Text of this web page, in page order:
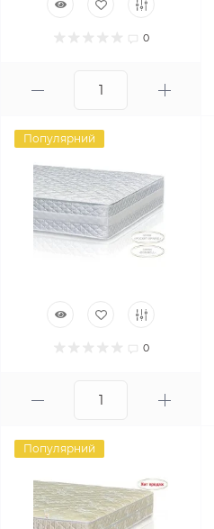
0
Популярний
0
Популярний